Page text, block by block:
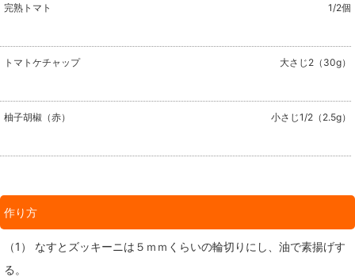
完熟トマト 1/2個
トマトケチャップ 大さじ2（30g）
柚子胡椒（赤） 小さじ1/2（2.5g）
作り方
（1） なすとズッキーニは５ｍｍくらいの輪切りにし、油で素揚げす
る。